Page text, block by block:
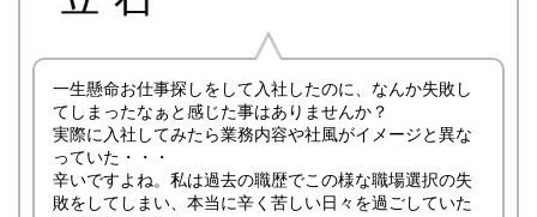
一生懸命お仕事探しをして入社したのに、なんか失敗し
てしまったなぁと感じた事はありませんか？
実際に入社してみたら業務内容や社風がイメージと異な
っていた・・・
辛いですよね。私は過去の職歴でこの様な職場選択の失
敗をしてしまい、本当に辛く苦しい日々を過ごしていた